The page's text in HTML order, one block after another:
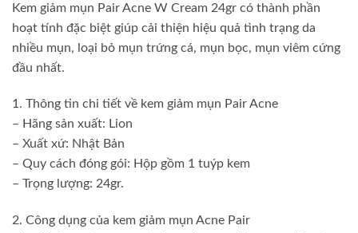
Kem giảm mụn Pair Acne W Cream 24gr có thành phần
hoạt tính đặc biệt giúp cải thiện hiệu quả tình trạng da
nhiều mụn, loại bỏ mụn trứng cá, mụn bọc, mụn viêm cứng
đầu nhất.
1. Thông tin chi tiết về kem giảm mụn Pair Acne
– Hãng sản xuất: Lion
– Xuất xứ: Nhật Bản
– Quy cách đóng gói: Hộp gồm 1 tuýp kem
– Trọng lượng: 24gr.
2. Công dụng của kem giảm mụn Acne Pair